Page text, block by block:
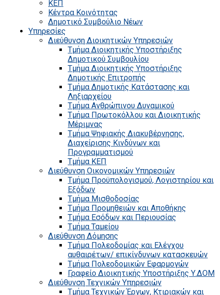
ΚΕΠ
Κέντρα Κοινότητας
Δημοτικό Συμβούλιο Νέων
Υπηρεσίες
Διεύθυνση Διοικητικών Υπηρεσιών
Τμήμα Διοικητικής Υποστήριξης
Δημοτικού Συμβουλίου
Τμήμα Διοικητικής Υποστήριξης
Δημοτικής Επιτροπής
Τμήμα Δημοτικής Κατάστασης και
Ληξιαρχείου
Τμήμα Ανθρώπινου Δυναμικού
Τμήμα Πρωτοκόλλου και Διοικητικής
Μέριμνας
Τμήμα Ψηφιακής Διακυβέρνησης,
Διαχείρισης Κινδύνων και
Προγραμματισμού
Τμήμα ΚΕΠ
Διεύθυνση Οικονομικών Υπηρεσιών
Τμήμα Προϋπολογισμού, Λογιστηρίου και
Εξόδων
Τμήμα Μισθοδοσίας
Τμήμα Προμηθειών και Αποθήκης
Τμήμα Εσόδων και Περιουσίας
Τμήμα Ταμείου
Διεύθυνση Δόμησης
Τμήμα Πολεοδομίας και Ελέγχου
αυθαιρέτων/ επικίνδυνων κατασκευών
Τμήμα Πολεοδομικών Εφαρμογών
Γραφείο Διοικητικής Υποστήριξης Υ.ΔΟΜ
Διεύθυνση Τεχνικών Υπηρεσιών
Τμήμα Τεχνικών Έργων, Κτιριακών και